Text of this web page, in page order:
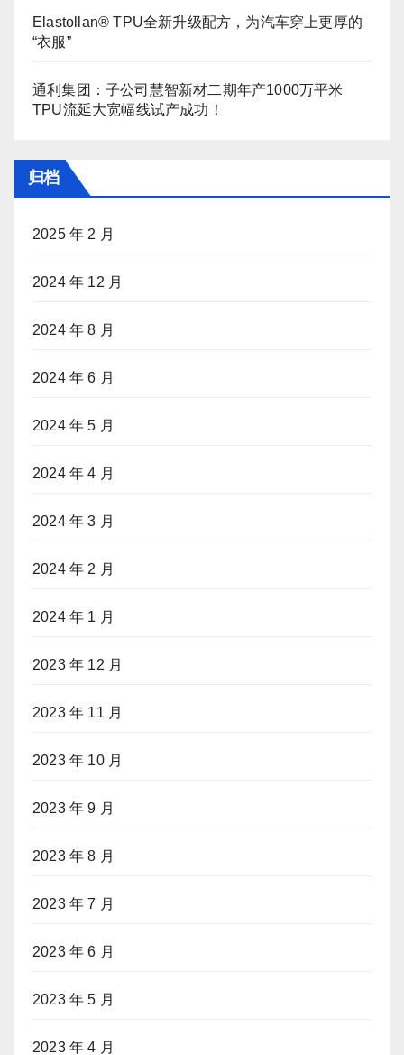
Elastollan® TPU全新升级配方，为汽车穿上更厚的
“衣服”
通利集团：子公司慧智新材二期年产1000万平米
TPU流延大宽幅线试产成功！
归档
2025 年 2 月
2024 年 12 月
2024 年 8 月
2024 年 6 月
2024 年 5 月
2024 年 4 月
2024 年 3 月
2024 年 2 月
2024 年 1 月
2023 年 12 月
2023 年 11 月
2023 年 10 月
2023 年 9 月
2023 年 8 月
2023 年 7 月
2023 年 6 月
2023 年 5 月
2023 年 4 月